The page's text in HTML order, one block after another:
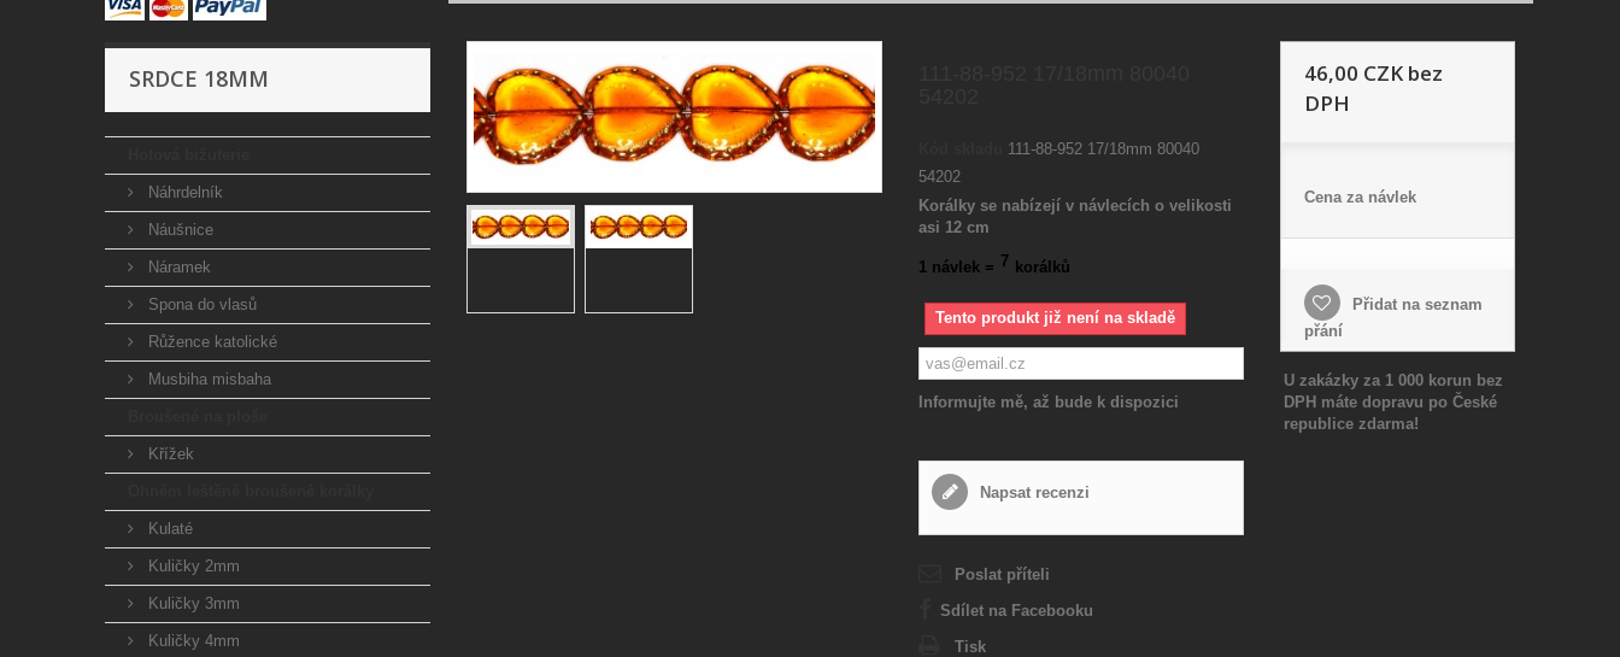
SRDCE 18MM
Náhrdelník
Náušnice
Náramek
Spona do vlasů
Růžence katolické
Musbiha misbaha
Křížek
Kulaté
Kuličky 2mm
Kuličky 3mm
Kuličky 4mm
111-88-952 17/18mm 80040
54202
Korálky se nabízejí v návlecích o velikosti
asi 12 cm
1 návlek = 7 korálků
Tento produkt již není na skladě
Informujte mě, až bude k dispozici
Napsat recenzi
Poslat příteli
Sdílet na Facebooku
Tisk
46,00 CZKbez
DPH
Cena za návlek
Přidat na seznam
přání
U zakázky za 1 000 korun bez
DPH máte dopravu po České
republice zdarma!